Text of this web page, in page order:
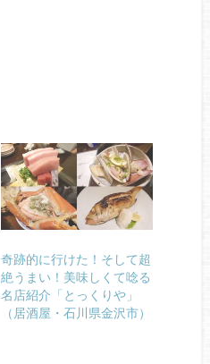
奇跡的に行けた！そして超
絶うまい！美味しくて唸る
名店紹介「とっくりや」
（居酒屋・石川県金沢市）